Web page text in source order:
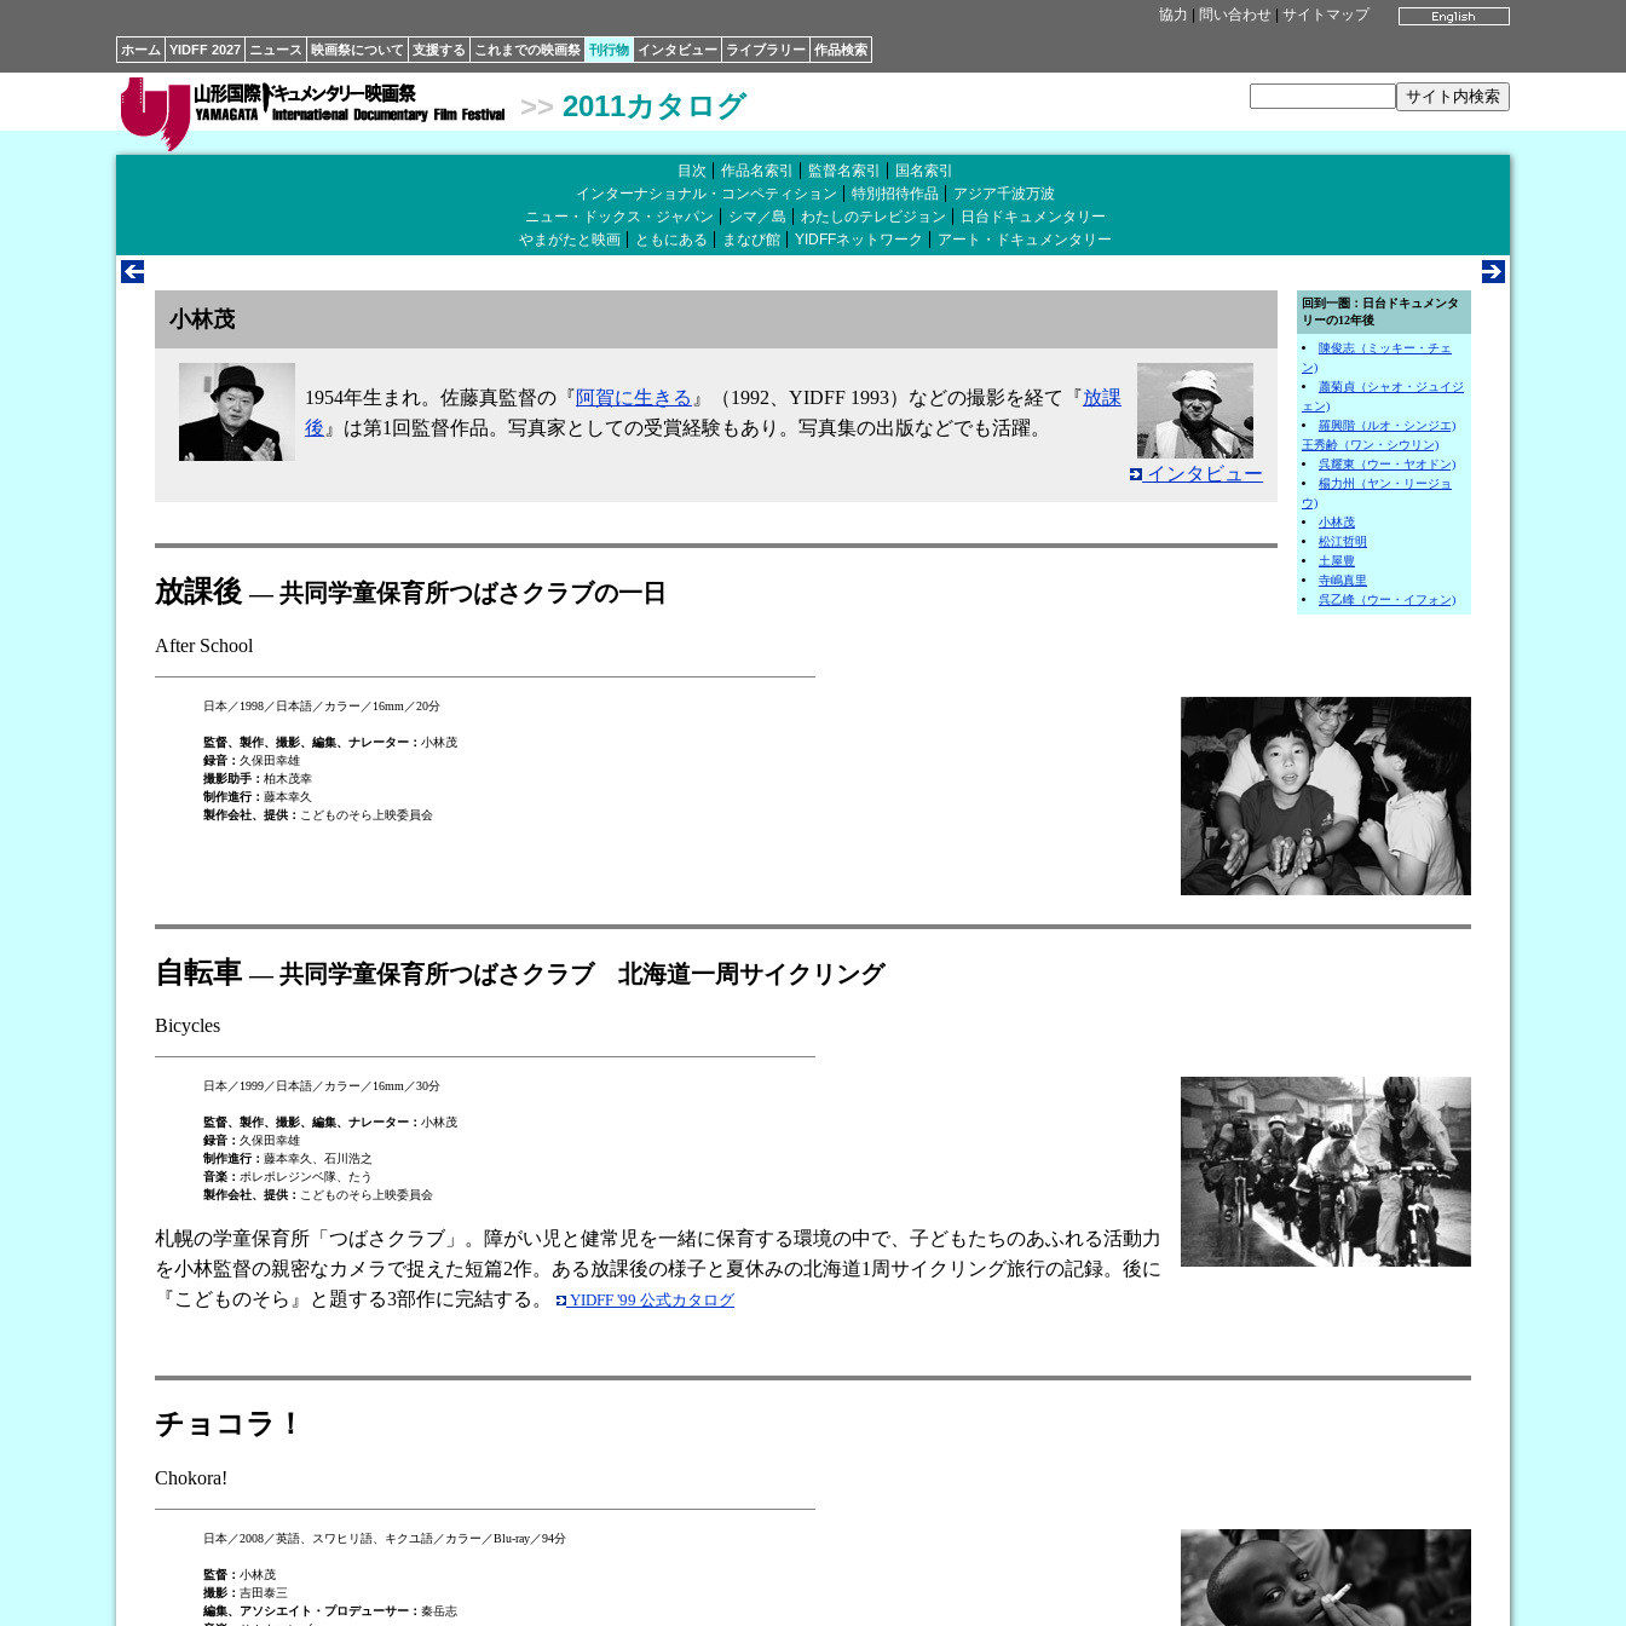
協力 問い合わせ サイトマップ
ホーム YIDFF 2027 ニュース 映画祭について 支援する これまでの映画祭 刊行物 インタビュー ライブラリー 作品検索
>> 2011カタログ
目次 作品名索引 監督名索引
国名索引
インターナショナル・コンペティション
特別招待作品
アジア千波万波
ニュー・ドックス・ジャパン
シマ／島 わたしのテレビジョン
日台ドキュメンタリー
やまがたと映画
ともにある まなび館 YIDFFネットワーク アート・ドキュメンタリー
回到一圏：日台ドキュメンタ
リーの12年後
陳俊志（ミッキー・チェ
ン)
蕭菊貞（シャオ・ジュイジ
ェン)
羅興階（ルオ・シンジエ)
王秀齢（ワン・シウリン)
呉耀東（ウー・ヤオドン)
楊力州（ヤン・リージョ
ウ)
小林茂
松江哲明
土屋豊
寺嶋真里
呉乙峰（ウー・イフォン)
小林茂
1954年生まれ。佐藤真監督の『阿賀に生きる 』（1992、YIDFF 1993）などの撮影を経て『放課
後 』は第1回監督作品。写真家としての受賞経験もあり。写真集の出版などでも活躍。
インタビュー
放課後― 共同学童保育所つばさクラブの一日
After School
日本／1998／日本語／カラー／16mm／20分
監督、製作、撮影、編集、ナレーター： 小林茂
録音： 久保田幸雄
撮影助手： 柏木茂幸
制作進行： 藤本幸久
製作会社、提供： こどものそら上映委員会
自転車― 共同学童保育所つばさクラブ 北海道一周サイクリング
Bicycles
日本／1999／日本語／カラー／16mm／30分
監督、製作、撮影、編集、ナレーター： 小林茂
録音： 久保田幸雄
制作進行： 藤本幸久、石川浩之
音楽： ポレポレジンベ隊、たう
製作会社、提供： こどものそら上映委員会
札幌の学童保育所「つばさクラブ」。障がい児と健常児を一緒に保育する環境の中で、子どもたちのあふれる活動力
を小林監督の親密なカメラで捉えた短篇2作。ある放課後の様子と夏休みの北海道1周サイクリング旅行の記録。後に
『こどものそら』と題する3部作に完結する。
YIDFF '99 公式カタログ
チョコラ！
Chokora!
日本／2008／英語、スワヒリ語、キクユ語／カラー／Blu-ray／94分
監督： 小林茂
撮影： 吉田泰三
編集、アソシエイト・プロデューサー： 秦岳志